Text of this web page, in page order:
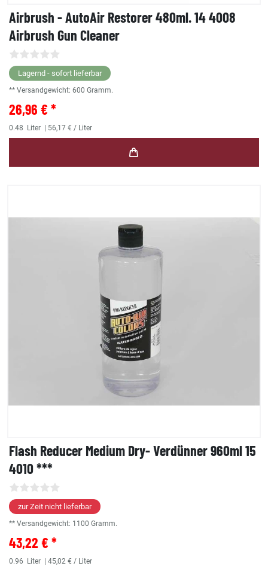
Airbrush - AutoAir Restorer 480ml. 14 4008
Airbrush Gun Cleaner
Lagernd - sofort lieferbar
** Versandgewicht: 600 Gramm.
26,96 € *
0.48 Liter | 56,17 € / Liter
Flash Reducer Medium Dry- Verdünner 960ml 15
4010 ***
zur Zeit nicht lieferbar
** Versandgewicht: 1100 Gramm.
43,22 € *
0.96 Liter | 45,02 € / Liter